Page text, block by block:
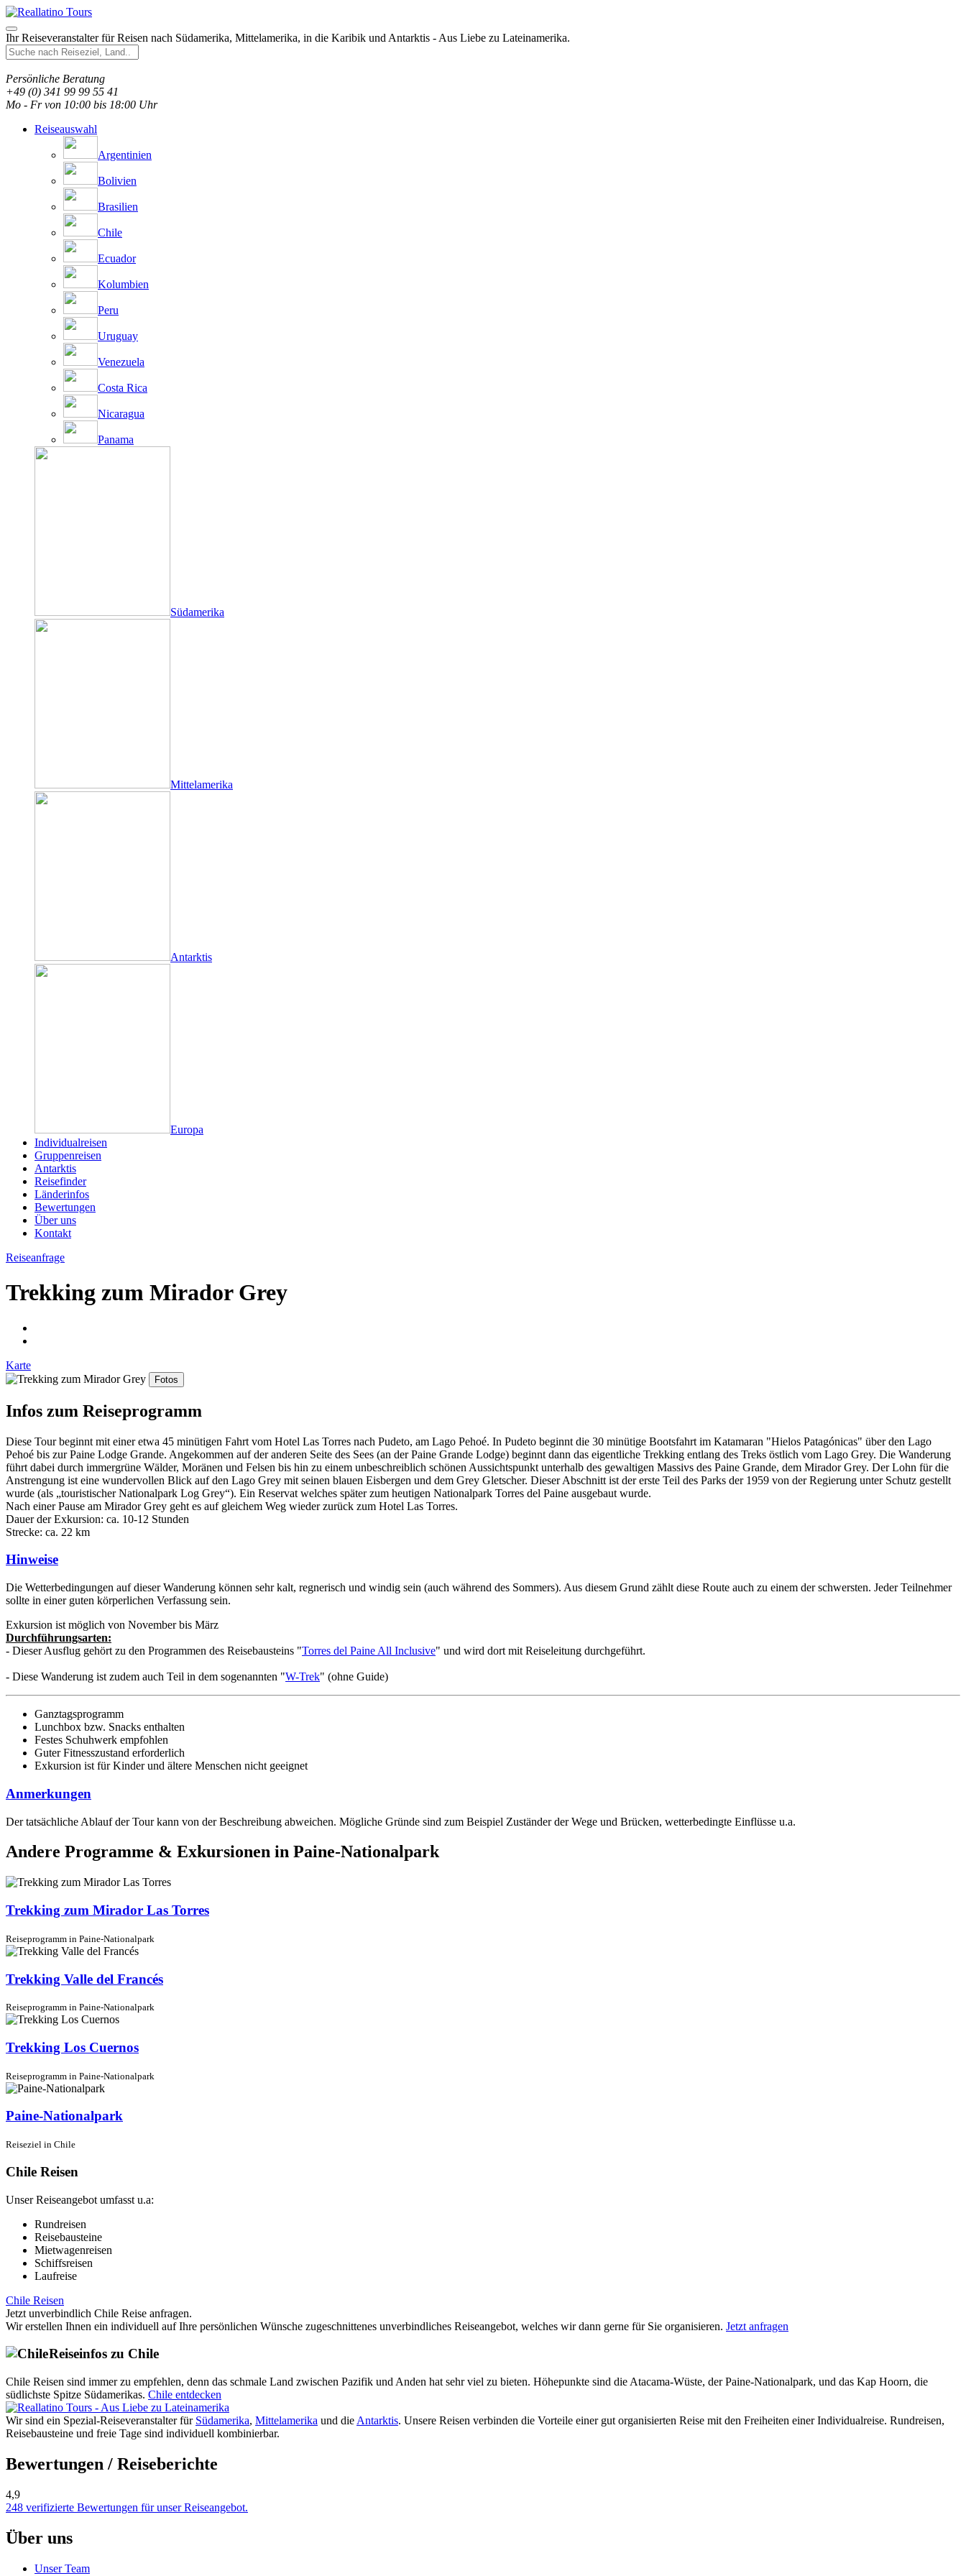
Ihr Reiseveranstalter für Reisen nach Südamerika, Mittelamerika, in die Karibik und Antarktis - Aus Liebe zu Lateinamerika.
Persönliche Beratung
+49 (0) 341 99 99 55 41
Mo - Fr von 10:00 bis 18:00 Uhr
Reiseauswahl
Argentinien
Bolivien
Brasilien
Chile
Ecuador
Kolumbien
Peru
Uruguay
Venezuela
Costa Rica
Nicaragua
Panama
Südamerika
Mittelamerika
Antarktis
Europa
Individualreisen
Gruppenreisen
Antarktis
Reisefinder
Länderinfos
Bewertungen
Über uns
Kontakt
Reiseanfrage
Trekking zum Mirador Grey
Karte
Fotos
Infos zum Reiseprogramm
Diese Tour beginnt mit einer etwa 45 minütigen Fahrt vom Hotel Las Torres nach Pudeto, am Lago Pehoé. In Pudeto beginnt die 30 minütige Bootsfahrt im Katamaran "Hielos Patagónicas" über den Lago
Pehoé bis zur Paine Lodge Grande. Angekommen auf der anderen Seite des Sees (an der Paine Grande Lodge) beginnt dann das eigentliche Trekking entlang des Treks östlich vom Lago Grey. Die Wanderung
führt dabei durch immergrüne Wälder, Moränen und Felsen bis hin zu einem unbeschreiblich schönen Aussichtspunkt unterhalb des gewaltigen Massivs des Paine Grande, dem Mirador Grey. Der Lohn für die
Anstrengung ist eine wundervollen Blick auf den Lago Grey mit seinen blauen Eisbergen und dem Grey Gletscher. Dieser Abschnitt ist der erste Teil des Parks der 1959 von der Regierung unter Schutz gestellt
wurde (als „touristischer Nationalpark Log Grey“). Ein Reservat welches später zum heutigen Nationalpark Torres del Paine ausgebaut wurde.
Nach einer Pause am Mirador Grey geht es auf gleichem Weg wieder zurück zum Hotel Las Torres.
Dauer der Exkursion: ca. 10-12 Stunden
Strecke: ca. 22 km
Hinweise
Die Wetterbedingungen auf dieser Wanderung können sehr kalt, regnerisch und windig sein (auch während des Sommers). Aus diesem Grund zählt diese Route auch zu einem der schwersten. Jeder Teilnehmer
sollte in einer guten körperlichen Verfassung sein.
Exkursion ist möglich von November bis März
Durchführungsarten:
- Dieser Ausflug gehört zu den Programmen des Reisebausteins "Torres del Paine All Inclusive" und wird dort mit Reiseleitung durchgeführt.
- Diese Wanderung ist zudem auch Teil in dem sogenannten "W-Trek" (ohne Guide)
Ganztagsprogramm
Lunchbox bzw. Snacks enthalten
Festes Schuhwerk empfohlen
Guter Fitnesszustand erforderlich
Exkursion ist für Kinder und ältere Menschen nicht geeignet
Anmerkungen
Der tatsächliche Ablauf der Tour kann von der Beschreibung abweichen. Mögliche Gründe sind zum Beispiel Zuständer der Wege und Brücken, wetterbedingte Einflüsse u.a.
Andere Programme & Exkursionen in Paine-Nationalpark
Trekking zum Mirador Las Torres
Reiseprogramm in Paine-Nationalpark
Trekking Valle del Francés
Reiseprogramm in Paine-Nationalpark
Trekking Los Cuernos
Reiseprogramm in Paine-Nationalpark
Paine-Nationalpark
Reiseziel in Chile
Chile Reisen
Unser Reiseangebot umfasst u.a:
Rundreisen
Reisebausteine
Mietwagenreisen
Schiffsreisen
Laufreise
Chile Reisen
Jetzt unverbindlich Chile Reise anfragen.
Wir erstellen Ihnen ein individuell auf Ihre persönlichen Wünsche zugeschnittenes unverbindliches Reiseangebot, welches wir dann gerne für Sie organisieren. Jetzt anfragen
Reiseinfos zu Chile
Chile Reisen sind immer zu empfehlen, denn das schmale Land zwischen Pazifik und Anden hat sehr viel zu bieten. Höhepunkte sind die Atacama-Wüste, der Paine-Nationalpark, und das Kap Hoorn, die
südlichste Spitze Südamerikas. Chile entdecken
Wir sind ein Spezial-Reiseveranstalter für Südamerika, Mittelamerika und die Antarktis. Unsere Reisen verbinden die Vorteile einer gut organisierten Reise mit den Freiheiten einer Individualreise. Rundreisen,
Reisebausteine und freie Tage sind individuell kombinierbar.
Bewertungen / Reiseberichte
4,9
248 verifizierte Bewertungen für unser Reiseangebot.
Über uns
Unser Team